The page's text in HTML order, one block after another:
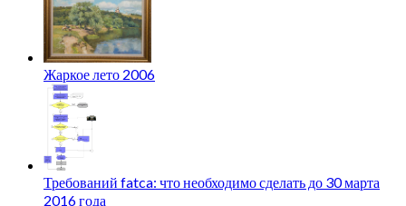
Жаркое лето 2006
Требований fatca: что необходимо сделать до 30 марта
2016 года